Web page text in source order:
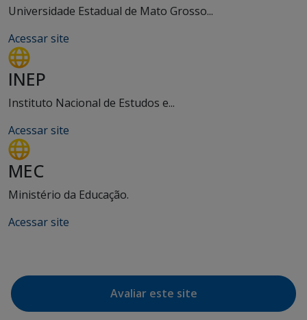
Universidade Estadual de Mato Grosso...
Acessar site
INEP
Instituto Nacional de Estudos e...
Acessar site
MEC
Ministério da Educação.
Acessar site
Avaliar este site